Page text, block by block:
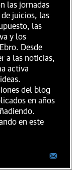
las jornadas
juicios, las
las
y los
Desde
a las noticias,
activa
del blog
en años
en este